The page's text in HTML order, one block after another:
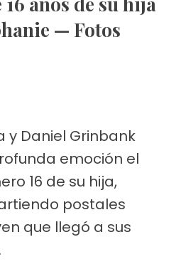
— Fotos
y Daniel Grinbank
emoción el
16 de su hija,
postales
que llegó a sus